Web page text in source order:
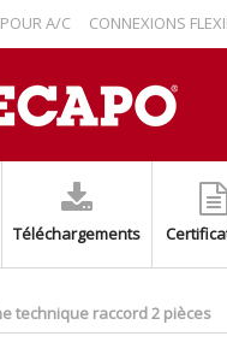
A/C CONNEXIONS
Téléchargements
technique raccord 2 pièces